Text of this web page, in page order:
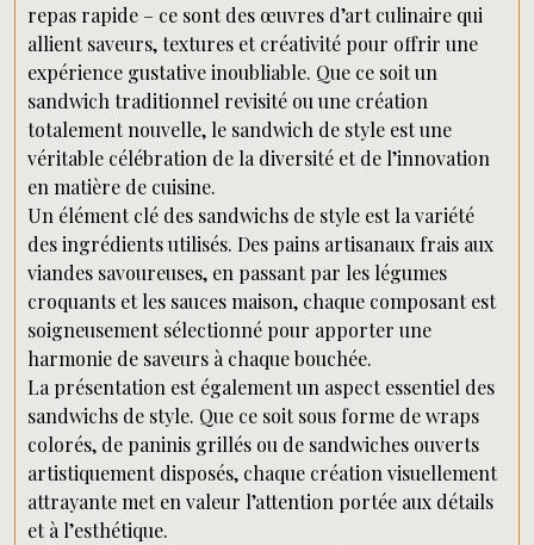
repas rapide – ce sont des œuvres d’art culinaire qui
allient saveurs, textures et créativité pour offrir une
expérience gustative inoubliable. Que ce soit un
sandwich traditionnel revisité ou une création
totalement nouvelle, le sandwich de style est une
véritable célébration de la diversité et de l’innovation
en matière de cuisine.
Un élément clé des sandwichs de style est la variété
des ingrédients utilisés. Des pains artisanaux frais aux
viandes savoureuses, en passant par les légumes
croquants et les sauces maison, chaque composant est
soigneusement sélectionné pour apporter une
harmonie de saveurs à chaque bouchée.
La présentation est également un aspect essentiel des
sandwichs de style. Que ce soit sous forme de wraps
colorés, de paninis grillés ou de sandwiches ouverts
artistiquement disposés, chaque création visuellement
attrayante met en valeur l’attention portée aux détails
et à l’esthétique.